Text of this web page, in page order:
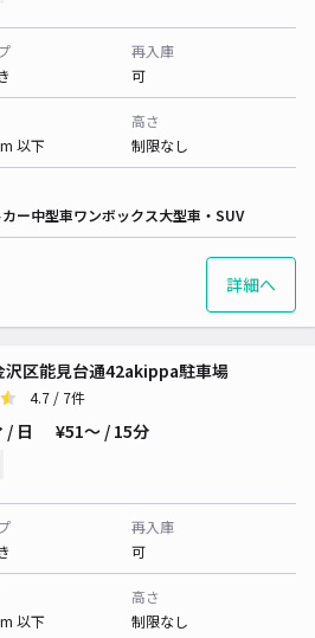
再入庫
可
以下
高さ
制限なし
ー中型車ワンボックス大型車・SUV
詳細へ
区能見台通42akippa駐車場
4.7 / 7件
/ 日 ¥51〜 / 15分
再入庫
可
以下
高さ
制限なし